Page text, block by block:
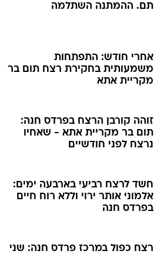
תם. ההמתנה השתלמה
אחרי חודש: התפתחות
משמעותית בחקירת רצח תום בר
מקריית אתא
זוהה קורבן הרצח בפרדס חנה:
תום בר מקריית אתא - שאחיו
נרצח לפני חודשיים
‎חשד לרצח רביעי בארבעה ימים:
אלמוני אותר ירוי וללא רוח חיים
בפרדס חנה
רצח כפול במרכז פרדס חנה: שני